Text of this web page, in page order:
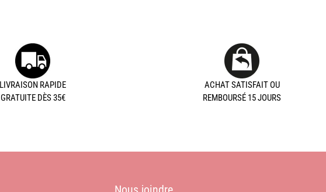
LIVRAISON RAPIDE
GRATUITE DÈS 35€
ACHAT SATISFAIT OU
REMBOURSÉ 15 JOURS